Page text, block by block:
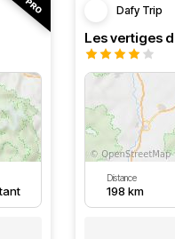
Dafy Trip
Les vertiges
Distance
198 km